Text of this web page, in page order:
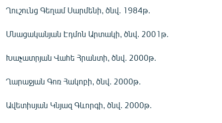
ՁԳՏԵԼՈՎ ԼԱՎԱԳՈՒՅՆԻՆ
ՓՈԴՔԱՍԹ
Հայերեն
English
Ղուշունց Գեղամ Սարմենի, ծնվ. 1984թ.
Մնացականյան Էդմոն Արտակի, ծնվ. 2001թ.
Խաչատրյան Վահե Հրանտի, ծնվ. 2000թ.
Ղարաջյան Գոռ Հակոբի, ծնվ. 2000թ.
Ավետիսյան Կնյազ Գևորգի, ծնվ. 2000թ.